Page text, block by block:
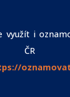
využít i